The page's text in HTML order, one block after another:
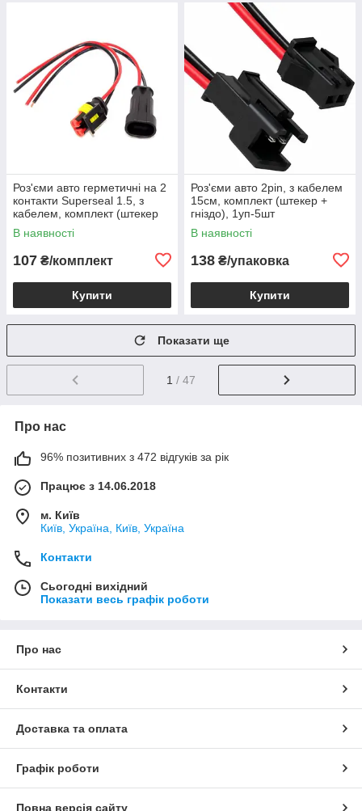
Роз'єми авто герметичні на 2
контакти Superseal 1.5, з
кабелем, комплект (штекер
та гніздо)
В наявності
107 ₴/комплект
Купити
Роз'єми авто 2pin, з кабелем
15см, комплект (штекер +
гніздо), 1уп-5шт
В наявності
138 ₴/упаковка
Купити
Показати ще
1 / 47
Про нас
96% позитивних з 472 відгуків за рік
Працює з 14.06.2018
м. Київ
Київ, Україна, Київ, Україна
Контакти
Сьогодні вихідний
Показати весь графік роботи
Про нас
Контакти
Доставка та оплата
Графік роботи
Повна версія сайту